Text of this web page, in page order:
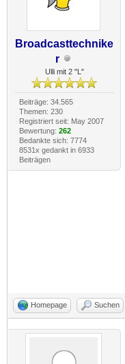
Broadcasttechnike
r
Ulli mit 2 "L"
Beiträge: 34.565
Themen: 230
Registriert seit: May 2007
Bewertung: 262
Bedankte sich: 7774
8531x gedankt in 6933
Beiträgen
Homepage Suchen